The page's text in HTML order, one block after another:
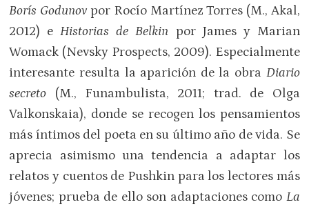
Borís Godunov por Rocío Martínez Torres (M., Akal,
2012) eHistorias de Belkin por James y Marian
Womack (Nevsky Prospects, 2009). Especialmente
interesante resulta la aparición de la obra Diario
secreto (M., Funambulista, 2011; trad. de Olga
Valkonskaia), donde se recogen los pensamientos
más íntimos del poeta en su último año de vida. Se
aprecia asimismo una tendencia a adaptar los
relatos y cuentos de Pushkin para los lectores más
jóvenes; prueba de ello son adaptaciones como La